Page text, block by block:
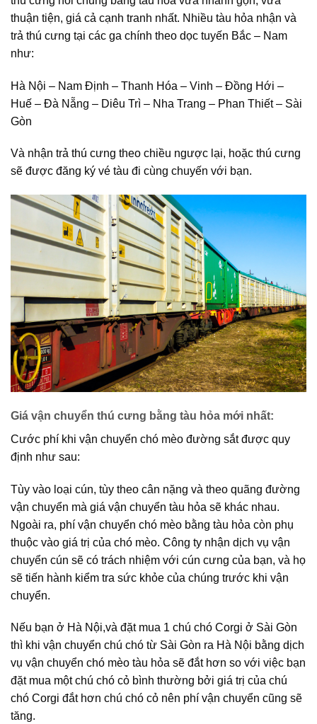
thuận tiện, giá cả cạnh tranh nhất. Nhiều tàu hỏa nhận và
trả thú cưng tại các ga chính theo dọc tuyến Bắc – Nam
như:
Hà Nội – Nam Định – Thanh Hóa – Vinh – Đồng Hới –
Huế – Đà Nẵng – Diêu Trì – Nha Trang – Phan Thiết – Sài
Gòn
Và nhận trả thú cưng theo chiều ngược lại, hoặc thú cưng
sẽ được đăng ký vé tàu đi cùng chuyến với bạn.
Giá vận chuyển thú cưng bằng tàu hỏa mới nhất:
Cước phí khi vận chuyển chó mèo đường sắt được quy
định như sau:
Tùy vào loại cún, tùy theo cân nặng và theo quãng đường
vận chuyển mà giá vận chuyển tàu hỏa sẽ khác nhau.
Ngoài ra, phí vận chuyển chó mèo bằng tàu hỏa còn phụ
thuộc vào giá trị của chó mèo. Công ty nhận dịch vụ vận
chuyển cún sẽ có trách nhiệm với cún cưng của bạn, và họ
sẽ tiến hành kiểm tra sức khỏe của chúng trước khi vận
chuyển.
Nếu bạn ở Hà Nội,và đặt mua 1 chú chó Corgi ở Sài Gòn
thì khi vận chuyển chú chó từ Sài Gòn ra Hà Nội bằng dịch
vụ vận chuyển chó mèo tàu hỏa sẽ đắt hơn so với việc bạn
đặt mua một chú chó cỏ bình thường bởi giá trị của chú
chó Corgi đắt hơn chú chó cỏ nên phí vận chuyển cũng sẽ
tăng.